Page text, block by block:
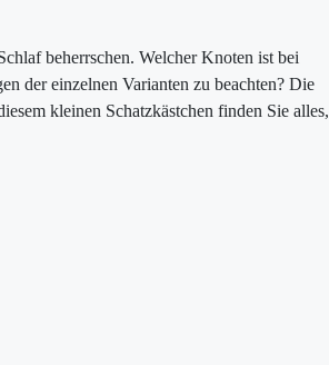
beherrschen. Welcher Knoten ist bei
der einzelnen Varianten zu beachten? Die
kleinen Schatzkästchen finden Sie alles,